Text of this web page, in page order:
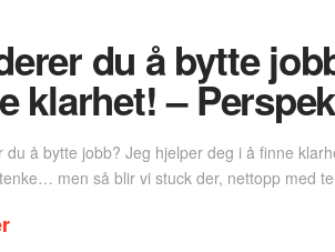
du å bytte
klarhet! –
du å bytte jobb? Jeg hjelper deg i å finne
men så blir vi stuck der, nettopp med